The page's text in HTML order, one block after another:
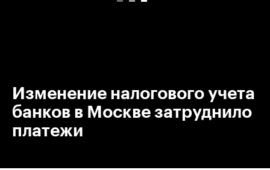
Изменение налогового учета
банков в Москве затруднило
платежи